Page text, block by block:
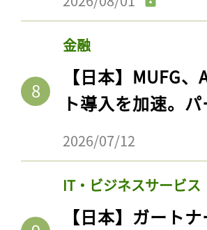
金融
【日本】MUFG
ト導入を加速。
2026/07/12
IT・ビジネスサービス
【日本】ガート